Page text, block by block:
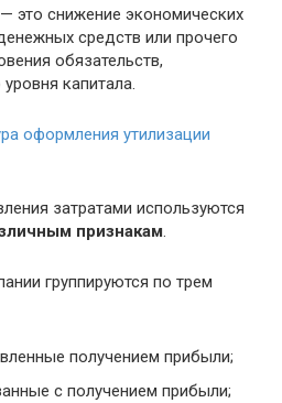
— это снижение экономических
средств или прочего
обязательств,
капитала.
оформления утилизации
затратами используются
признакам.
группируются по трем
получением прибыли;
с получением прибыли;